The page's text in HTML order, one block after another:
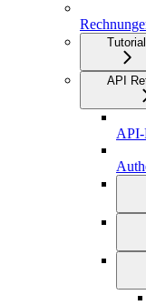
Tutorial
API
API-